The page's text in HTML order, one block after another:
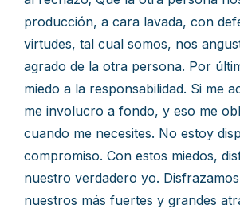
producción, a cara lavada, con
virtudes, tal cual somos, nos
agrado de la otra persona. Por
miedo a la responsabilidad. Si me
me involucro a fondo, y eso me
cuando me necesites. No estoy
compromiso. Con estos miedos,
nuestro verdadero yo.
nuestros más fuertes y grandes